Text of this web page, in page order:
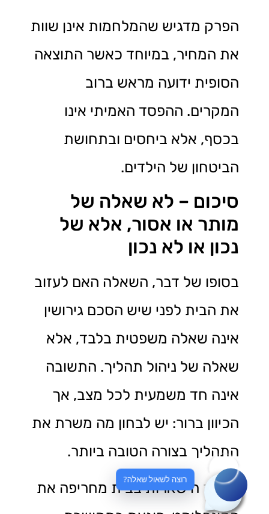
הפרק מדגיש שהמלחמות אינן שוות
את המחיר, במיוחד כאשר התוצאה
הסופית ידועה מראש ברוב
המקרים. ההפסד האמיתי אינו
בכסף, אלא ביחסים ובתחושת
הביטחון של הילדים.
סיכום – לא שאלה של
מותר או אסור, אלא של
נכון או לא נכון
בסופו של דבר, השאלה האם לעזוב
את הבית לפני שיש הסכם גירושין
אינה שאלה משפטית בלבד, אלא
שאלה של ניהול תהליך. התשובה
אינה חד משמעית לכל מצב, אך
הכיוון ברור: יש לבחון מה משרת את
התהליך בצורה הטובה ביותר.
כאשר הישארות בבית מחריפה את
רוצה לשאול שאלה?